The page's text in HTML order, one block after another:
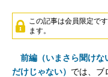
この記事は会員限定です
ます。
前編（いまさら聞け
だけじゃない） では、ブ